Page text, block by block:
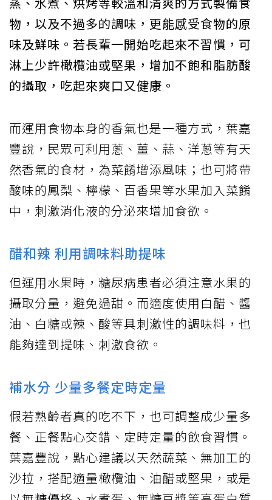
物，以及不過多的調味，更能感受食物的原
味及鮮味。若長輩一開始吃起來不習慣，可
淋上少許橄欖油或堅果，增加不飽和脂肪酸
的攝取，吃起來爽口又健康。
而運用食物本身的香氣也是一種方式，葉嘉
豐說，民眾可利用蔥、薑、蒜、洋蔥等有天
然香氣的食材，為菜餚增添風味；也可將帶
酸味的鳳梨、檸檬、百香果等水果加入菜餚
中，刺激消化液的分泌來增加食欲。
醋和辣 利用調味料助提味
但運用水果時，糖尿病患者必須注意水果的
攝取分量，避免過甜。而適度使用白醋、醬
油、白糖或辣、酸等具刺激性的調味料，也
能夠達到提味、刺激食欲。
補水分 少量多餐定時定量
假若熟齡者真的吃不下，也可調整成少量多
餐、正餐點心交錯、定時定量的飲食習慣。
葉嘉豐說，點心建議以天然蔬菜、無加工的
沙拉，搭配適量橄欖油、油醋或堅果，或是